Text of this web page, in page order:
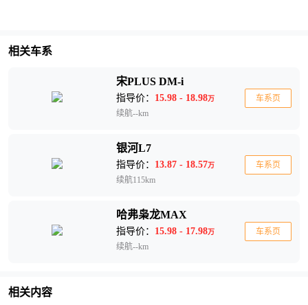
相关车系
宋PLUS DM-i
指导价： 15.98 - 18.98万
续航--km
车系页
银河L7
指导价： 13.87 - 18.57万
续航115km
车系页
哈弗枭龙MAX
指导价： 15.98 - 17.98万
续航--km
车系页
相关内容